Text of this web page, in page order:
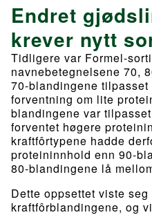
Endret
krever nytt
Tidligere var Formel-
navnebetegnelsene 70,
70-blandingene
forventning om lite
blandingene var
forventet høgere
kraftfôrtypene hadde
proteininnhold enn 90-
80-blandingene lå
Dette oppsettet viste
kraftfôrblandingene, og